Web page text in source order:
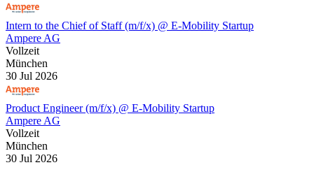
Intern to the Chief of Staff (m/f/x) @ E-Mobility Startup
Ampere AG
Vollzeit
München
30 Jul 2026
Product Engineer (m/f/x) @ E-Mobility Startup
Ampere AG
Vollzeit
München
30 Jul 2026